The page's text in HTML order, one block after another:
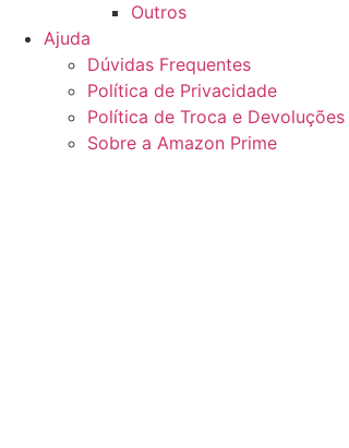
Outros
Ajuda
Dúvidas Frequentes
Política de Privacidade
Política de Troca e Devoluções
Sobre a Amazon Prime